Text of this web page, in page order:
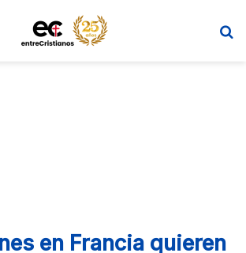
en Francia quieren